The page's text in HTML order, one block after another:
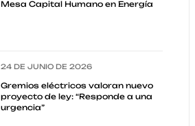
Mesa Capital Humano en Energía
24 DE JUNIO DE 2026
Gremios eléctricos valoran nuevo
proyecto de ley: “Responde a una
urgencia”